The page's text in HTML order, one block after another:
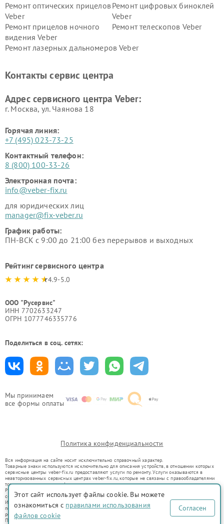
Мы принимаем
все формы оплаты
Ремонт оптических прицелов
Veber
Ремонт цифровых биноклей
Veber
Ремонт прицелов ночного
видения Veber
Ремонт телескопов Veber
Ремонт лазерных дальномеров Veber
Контакты сервис центра
Адрес сервисного центра Veber:
г. Москва, ул. Чаянова 18
Горячая линия:
+7 (495) 023-73-25
Контактный телефон:
8 (800) 100-33-26
Электронная почта:
info@veber-fix.ru
для юридических лиц
manager@fix-veber.ru
График работы:
ПН-ВСК с 9:00 до 21:00 без перерывов и выходных
Рейтинг сервисного центра
4.9-5.0
ООО "Русервис"
ИНН 7702633247
ОГРН 1077746335776
Поделиться в соц. сетях:
Политика конфиденциальности
Вся информация на сайте носит исключительно справочный характер.
Товарные знаки используются исключительно для описания устройств, в отношении которых
сервисные центры veber-fix.ru предоставляют услуги по ремонту. Услуги оказываются в
неавторизованных сервисных центрах veber-fix.ru, которые не связаны с правообладателями
товарных знаков или их официальными представителями.
Ремонт осуществляется для устройств, уже введенных в гражданский оборот в соответствии
со статьей 1487 ГК РФ.
Использование товарных знаков не преследует цели индивидуализации услуг или введения
потребителей в заблуждение, а служит для информирования о предоставляемых услугах по
ремонту техники указанных брендов.
Представленная на сайте информация не является публичной офертой, определяемой
Этот сайт использует файлы cookie. Вы можете
ознакомиться с правилами использования
файлов cookie
Согласен